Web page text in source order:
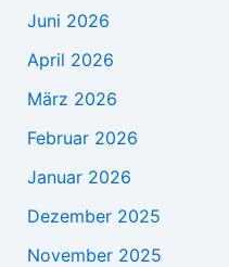
Juni 2026
April 2026
März 2026
Februar 2026
Januar 2026
Dezember 2025
November 2025